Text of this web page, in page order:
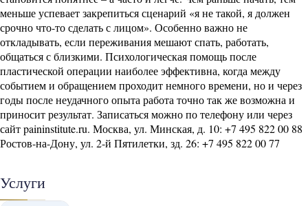
меньше успевает закрепиться сценарий «я не такой, я должен
срочно что-то сделать с лицом». Особенно важно не
откладывать, если переживания мешают спать, работать,
общаться с близкими. Психологическая помощь после
пластической операции наиболее эффективна, когда между
событием и обращением проходит немного времени, но и через
годы после неудачного опыта работа точно так же возможна и
приносит результат. Записаться можно по телефону или через
сайт paininstitute.ru. Москва, ул. Минская, д. 10: +7 495 822 00 88
Ростов-на-Дону, ул. 2-й Пятилетки, зд. 26: +7 495 822 00 77
Услуги